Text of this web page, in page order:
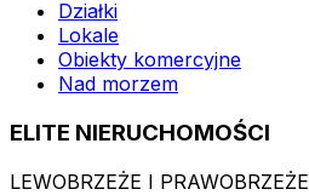
Działki
Lokale
Obiekty komercyjne
Nad morzem
ELITE NIERUCHOMOŚCI
LEWOBRZEŻE I PRAWOBRZEŻE